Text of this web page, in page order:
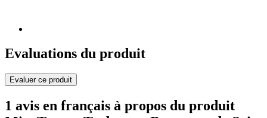
Evaluations du produit
Evaluer ce produit
1 avis en français à propos du produit